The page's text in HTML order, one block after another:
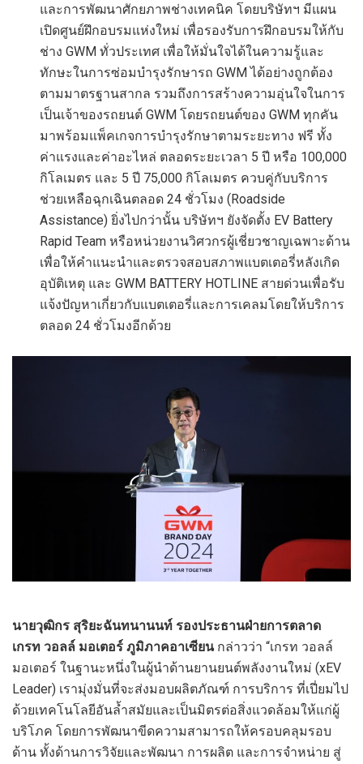
และการพัฒนาศักยภาพช่างเทคนิค โดยบริษัทฯ มีแผน
เปิดศูนย์ฝึกอบรมแห่งใหม่ เพื่อรองรับการฝึกอบรมให้กับ
ช่าง GWM ทั่วประเทศ เพื่อให้มั่นใจได้ในความรู้และ
ทักษะในการซ่อมบำรุงรักษารถ GWM ได้อย่างถูกต้อง
ตามมาตรฐานสากล รวมถึงการสร้างความอุ่นใจในการ
เป็นเจ้าของรถยนต์ GWM โดยรถยนต์ของ GWM ทุกคัน
มาพร้อมแพ็คเกจการบำรุงรักษาตามระยะทาง ฟรี ทั้ง
ค่าแรงและค่าอะไหล่ ตลอดระยะเวลา 5 ปี หรือ 100,000
กิโลเมตร และ 5 ปี 75,000 กิโลเมตร ควบคู่กับบริการ
ช่วยเหลือฉุกเฉินตลอด 24 ชั่วโมง (Roadside
Assistance) ยิ่งไปกว่านั้น บริษัทฯ ยังจัดตั้ง EV Battery
Rapid Team หรือหน่วยงานวิศวกรผู้เชี่ยวชาญเฉพาะด้าน
เพื่อให้คำแนะนำและตรวจสอบสภาพแบตเตอรี่หลังเกิด
อุบัติเหตุ และ GWM BATTERY HOTLINE สายด่วนเพื่อรับ
แจ้งปัญหาเกี่ยวกับแบตเตอรี่และการเคลมโดยให้บริการ
ตลอด 24 ชั่วโมงอีกด้วย
นายวุฒิกร สุริยะฉันทนานนท์ รองประธานฝ่ายการตลาด
เกรท วอลล์ มอเตอร์ ภูมิภาคอาเซียนกล่าวว่า “เกรท วอลล์
มอเตอร์ ในฐานะหนึ่งในผู้นำด้านยานยนต์พลังงานใหม่ (xEV
Leader) เรามุ่งมั่นที่จะส่งมอบผลิตภัณฑ์ การบริการ ที่เปี่ยมไป
ด้วยเทคโนโลยีอันล้ำสมัยและเป็นมิตรต่อสิ่งแวดล้อมให้แก่ผู้
บริโภค โดยการพัฒนาขีดความสามารถให้ครอบคลุมรอบ
ด้าน ทั้งด้านการวิจัยและพัฒนา การผลิต และการจำหน่าย สู่